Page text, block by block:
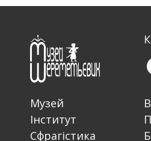
Музей
Інститут
Сфрагістика